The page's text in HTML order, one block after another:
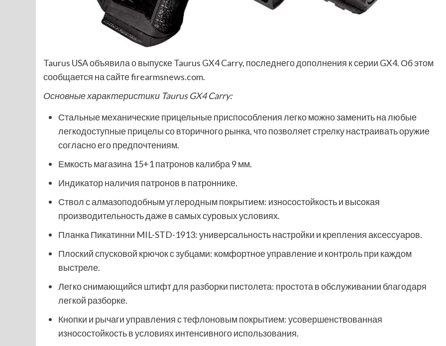
Taurus USA объявила о выпуске Taurus GX4 Carry, последнего дополнения к серии GX4. Об этом
сообщается на сайте firearmsnews.com.
Основные характеристики Taurus GX4 Carry:
Стальные механические прицельные приспособления легко можно заменить на любые
легкодоступные прицелы со вторичного рынка, что позволяет стрелку настраивать оружие
согласно его предпочтениям.
Емкость магазина 15+1 патронов калибра 9 мм.
Индикатор наличия патронов в патроннике.
Ствол с алмазоподобным углеродным покрытием: износостойкость и высокая
производительность даже в самых суровых условиях.
Планка Пикатинни MIL-STD-1913: универсальность настройки и крепления аксессуаров.
Плоский спусковой крючок с зубцами: комфортное управление и контроль при каждом
выстреле.
Легко снимающийся штифт для разборки пистолета: простота в обслуживании благодаря
легкой разборке.
Кнопки и рычаги управления с тефлоновым покрытием: усовершенствованная
износостойкость в условиях интенсивного использования.